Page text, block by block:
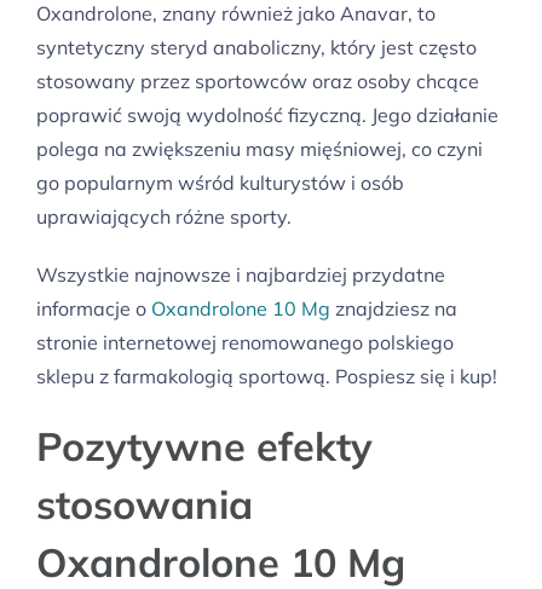
Oxandrolone, znany również jako Anavar, to
syntetyczny steryd anaboliczny, który jest często
stosowany przez sportowców oraz osoby chcące
poprawić swoją wydolność fizyczną. Jego działanie
polega na zwiększeniu masy mięśniowej, co czyni
go popularnym wśród kulturystów i osób
uprawiających różne sporty.
Wszystkie najnowsze i najbardziej przydatne
informacje o Oxandrolone 10 Mg znajdziesz na
stronie internetowej renomowanego polskiego
sklepu z farmakologią sportową. Pospiesz się i kup!
Pozytywne efekty
stosowania
Oxandrolone 10 Mg